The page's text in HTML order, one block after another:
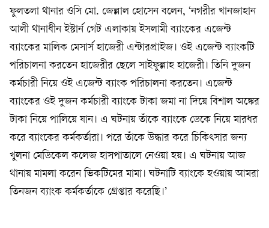
ফুলতলা থানার ওসি মো. জেল্লাল হোসেন বলেন, ‘নগরীর খানজাহান
আলী থানাধীন ইস্টার্ন গেট এলাকায় ইসলামী ব্যাংকের এজেন্ট
ব্যাংকের মালিক মেসার্স হাজেরী এন্টারপ্রাইজ। ওই এজেন্ট ব্যাংকটি
পরিচালনা করতেন হাজেরীর ছেলে সাইফুল্লাহ হাজেরী। তিনি দুজন
কর্মচারী নিয়ে ওই এজেন্ট ব্যাংক পরিচালনা করতেন। এজেন্ট
ব্যাংকের ওই দুজন কর্মচারী ব্যাংকে টাকা জমা না দিয়ে বিশাল অঙ্কের
টাকা নিয়ে পালিয়ে যান। এ ঘটনায় তাঁকে ব্যাংকে ডেকে নিয়ে মারধর
করে ব্যাংকের কর্মকর্তারা। পরে তাঁকে উদ্ধার করে চিকিৎসার জন্য
খুলনা মেডিকেল কলেজ হাসপাতালে নেওয়া হয়। এ ঘটনায় আজ
থানায় মামলা করেন ভিকটিমের মামা। ঘটনাটি ব্যাংকে হওয়ায় আমরা
তিনজন ব্যাংক কর্মকর্তাকে গ্রেপ্তার করেছি।’